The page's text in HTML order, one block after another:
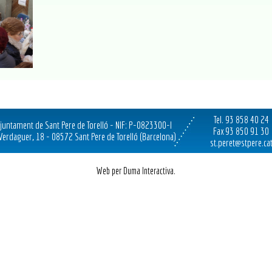
de Sant Pere de Torelló - NIF: P-0823300-I
18 - 08572 Sant Pere de Torelló (Barcelona)
Tel. 93 858 40 24
Fax 93 850 91 30
st.peret@stpere.cat
Web per Duma Interactiva.